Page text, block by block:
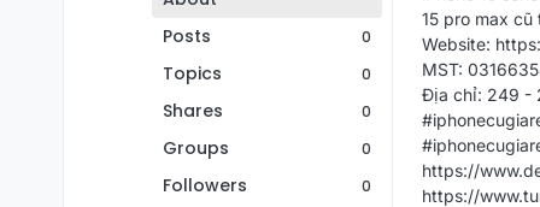
Posts
0
Topics 0
Shares 0
Groups 0
Followers 0
15 pro max
Website:
MST:
Địa chỉ: 249 -
https://
https://